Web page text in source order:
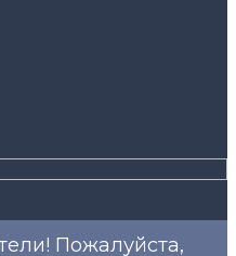
Пожалуйста,